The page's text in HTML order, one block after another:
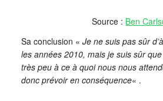
Source : Ben
Sa conclusion « Je ne suis pas sûr
les années 2010, mais je suis sûr
très peu à ce à quoi nous nous
donc prévoir en conséquence« .